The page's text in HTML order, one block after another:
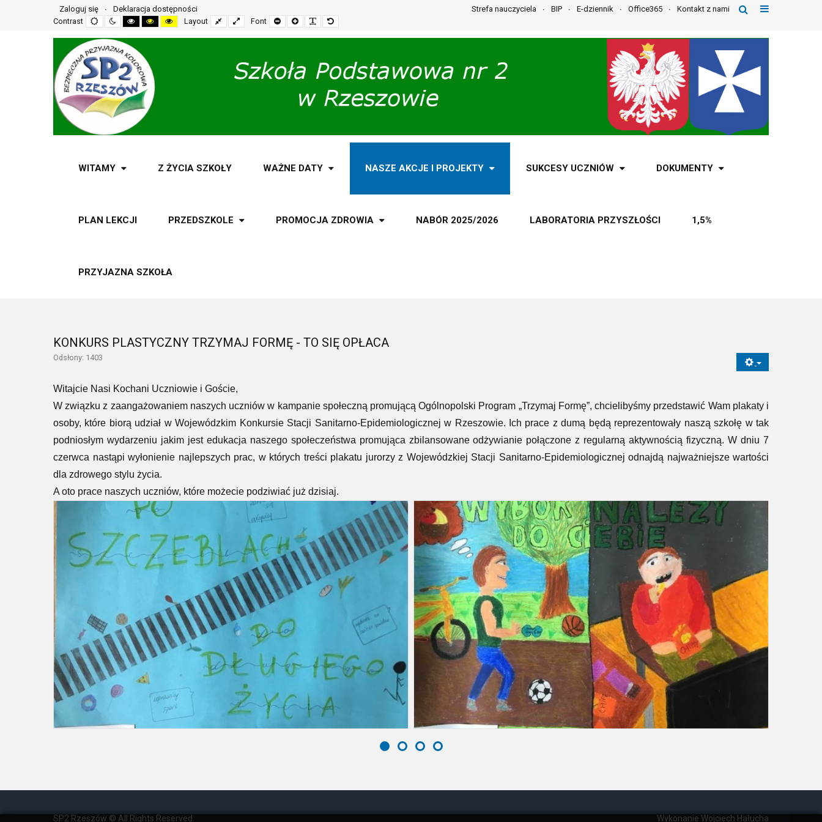
Zaloguj się
Deklaracja dostępności
Contrast
Default
mode
Night
mode
High
contrast
mode
High
contrast
High
contrast
Layout
Fixed
layout
Wide
layout
Font
Set
smaller
Set
larger
Make
font
Set
default
Strefa nauczyciela BIP E-dziennik Office365 Kontakt z nami
WITAMY Z ŻYCIA SZKOŁY WAŻNE DATY NASZE AKCJE I PROJEKTY SUKCESY UCZNIÓW DOKUMENTY
PLAN LEKCJI PRZEDSZKOLE PROMOCJA ZDROWIA NABÓR 2025/2026 LABORATORIA PRZYSZŁOŚCI 1,5%
PRZYJAZNA SZKOŁA
KONKURS PLASTYCZNY TRZYMAJ FORMĘ - TO SIĘ OPŁACA
Odsłony: 1403
Witajcie Nasi Kochani Uczniowie i Goście,
W związku z zaangażowaniem naszych uczniów w kampanie społeczną promującą Ogólnopolski Program „Trzymaj Formę”, chcielibyśmy przedstawić Wam plakaty i
osoby, które biorą udział w Wojewódzkim Konkursie Stacji Sanitarno-Epidemiologicznej w Rzeszowie. Ich prace z dumą będą reprezentowały naszą szkołę w tak
podniosłym wydarzeniu jakim jest edukacja naszego społeczeństwa promująca zbilansowane odżywianie połączone z regularną aktywnością fizyczną. W dniu 7
czerwca nastąpi wyłonienie najlepszych prac, w których treści plakatu jurorzy z Wojewódzkiej Stacji Sanitarno-Epidemiologicznej odnajdą najważniejsze wartości
dla zdrowego stylu życia.
A oto prace naszych uczniów, które możecie podziwiać już dzisiaj.
SP2 Rzeszów © All Rights Reserved. Wykonanie Wojciech Hałucha